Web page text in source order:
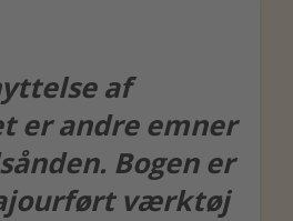
af
er andre emner
Bogen er
værktøj